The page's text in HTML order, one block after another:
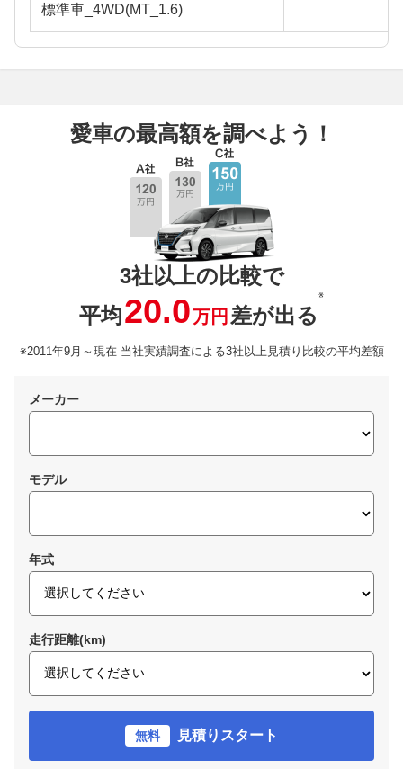
標準車_4WD(MT_1.6)
愛車の最高額を調べよう！
3社以上の比較で
平均20.0万円 差が出る
※
※2011年9月～現在 当社実績調査による3社以上見積り比較の平均差額
メーカー
モデル
年式
走行距離(km)
無料 見積りスタート